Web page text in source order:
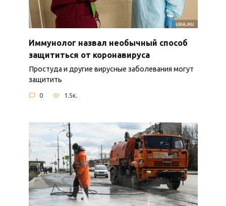
Иммунолог назвал необычный способ
защититься от коронавируса
Простуда и другие вирусные заболевания могут
защитить
0 1.5к.